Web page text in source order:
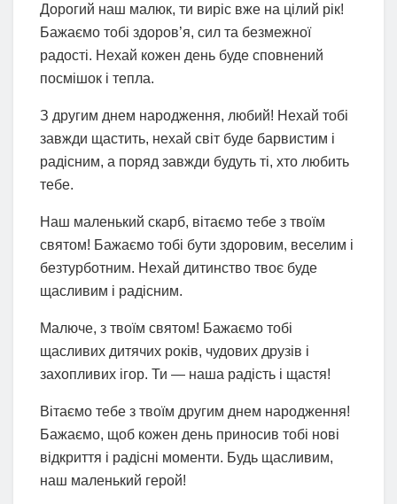
Дорогий наш малюк, ти виріс вже на цілий рік!
Бажаємо тобі здоров’я, сил та безмежної
радості. Нехай кожен день буде сповнений
посмішок і тепла.
З другим днем народження, любий! Нехай тобі
завжди щастить, нехай світ буде барвистим і
радісним, а поряд завжди будуть ті, хто любить
тебе.
Наш маленький скарб, вітаємо тебе з твоїм
святом! Бажаємо тобі бути здоровим, веселим і
безтурботним. Нехай дитинство твоє буде
щасливим і радісним.
Малюче, з твоїм святом! Бажаємо тобі
щасливих дитячих років, чудових друзів і
захопливих ігор. Ти — наша радість і щастя!
Вітаємо тебе з твоїм другим днем народження!
Бажаємо, щоб кожен день приносив тобі нові
відкриття і радісні моменти. Будь щасливим,
наш маленький герой!